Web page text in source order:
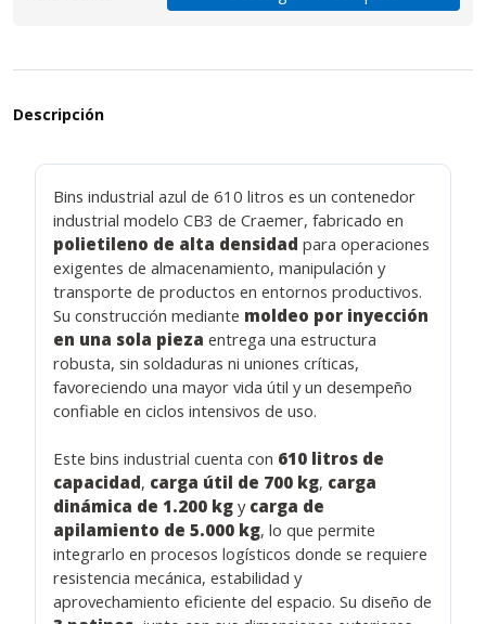
Descripción
Bins industrial azul de 610 litros es un contenedor
industrial modelo CB3 de Craemer, fabricado en
polietileno de alta densidad para operaciones
exigentes de almacenamiento, manipulación y
transporte de productos en entornos productivos.
Su construcción mediante moldeo por inyección
en una sola pieza entrega una estructura
robusta, sin soldaduras ni uniones críticas,
favoreciendo una mayor vida útil y un desempeño
confiable en ciclos intensivos de uso.
Este bins industrial cuenta con 610 litros de
capacidad, carga útil de 700 kg, carga
dinámica de 1.200 kg y carga de
apilamiento de 5.000 kg, lo que permite
integrarlo en procesos logísticos donde se requiere
resistencia mecánica, estabilidad y
aprovechamiento eficiente del espacio. Su diseño de